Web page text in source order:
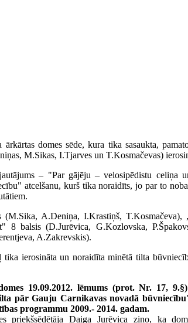
domes sēde, kura tika sasaukta,
M.Sikas, I.Tjarves un T.Kosmačevas)
– "Par gājēju – velosipēdistu celiņa
atcelšanu, kurš tika noraidīts, jo par to
(M.Sika, A.Deniņa, I.Krastiņš, T.Kosmačeva),
8 balsis (D.Jurēvica, G.Kozlovska,
A.Zakrevskis).
ierosināta un noraidīta minētā tilta
19.09.2012. lēmums (prot. Nr. 17,
pār Gauju Carnikavas novadā
programmu 2009.- 2014. gadam.
priekšsēdētāja Daiga Jurēvica ziņo, ka